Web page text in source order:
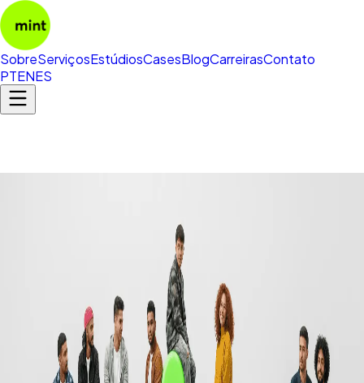
SobreServiçosEstúdiosCasesBlogCarreirasContato
PTENES